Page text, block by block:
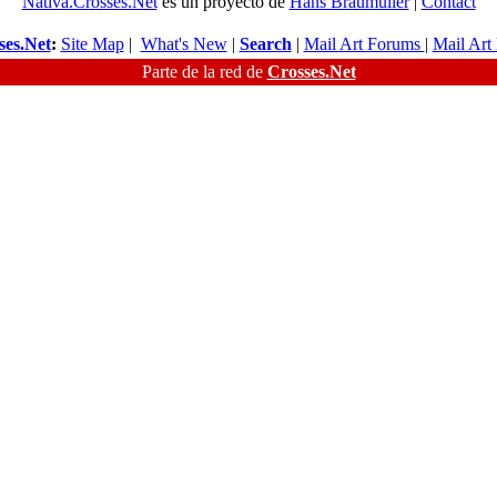
: Site Map| What's New| Search | Mail Art Forums | Mail Art
Parte de la red de Crosses.Net